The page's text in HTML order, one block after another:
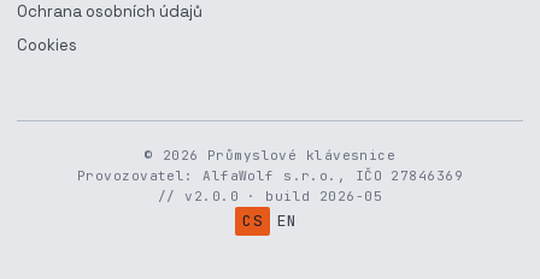
Ochrana osobních údajů
Cookies
© 2026 Průmyslové klávesnice
Provozovatel: AlfaWolf s.r.o., IČO 27846369
// v2.0.0 · build 2026-05
CS EN